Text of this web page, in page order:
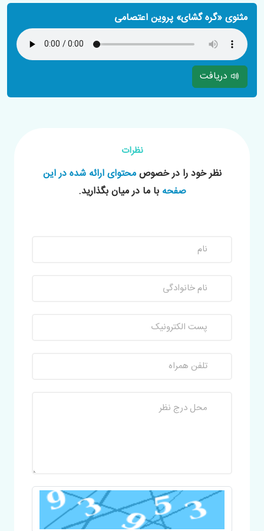
مثنوی «گره گشای» پروین اعتصامی
دریافت
نظرات
نظر خود را در خصوصمحتوای ارائه شده در این
صفحهبا ما در میان بگذارید.